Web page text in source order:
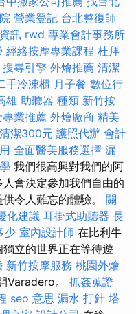
營業登記 台北整復師
訊 rwd 專業會計事務所
經絡按摩專業課程 杜拜
搜尋引擎 外燴推薦 清潔
手冷凍櫃 月子餐 數位行
雄 助聽器 種類 新竹按
業推薦 外燴廠商 精美
潔300元 護照代辦 會計
全面醫美服務選擇 漏
我們很高興對我們的阿
會決定參加我們自由的
令人難忘的體驗。 關
化建議 耳掛式助聽器 長
少 室內設計師 在比利牛
立的世界正在等待遊
新竹按摩服務 桃園外燴
Varadero。 抓姦蒐證
seo 意思 漏水 打針 塔